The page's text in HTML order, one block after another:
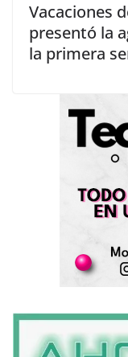
Vacaciones
presentó la
la primera